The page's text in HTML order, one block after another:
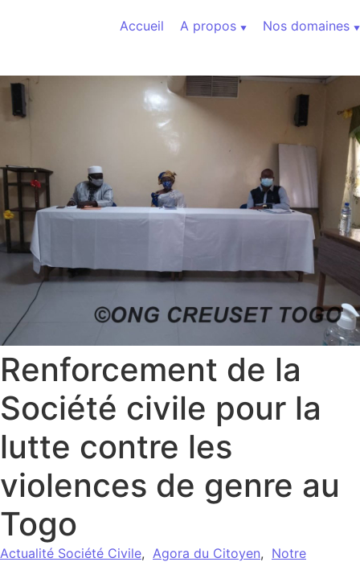
Accueil
A propos Nos domaines
Renforcement de la
Société civile pour la
lutte contre les
violences de genre au
Togo
Actualité Société Civile, Agora du Citoyen, Notre